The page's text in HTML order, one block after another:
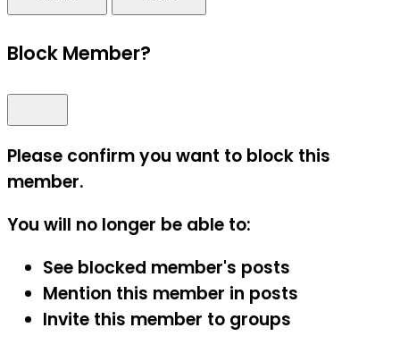
Block Member?
Please confirm you want to block this
member.
You will no longer be able to:
See blocked member's posts
Mention this member in posts
Invite this member to groups